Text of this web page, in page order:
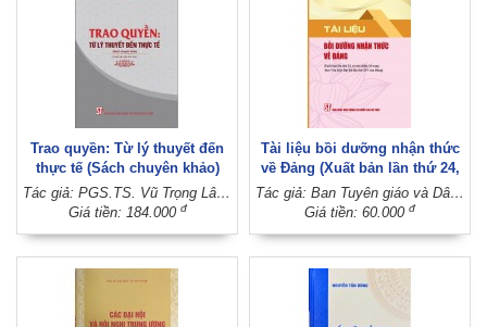
Trao quyền: Từ lý thuyết đến
thực tế (Sách chuyên khảo)
(Xuất bản lần thứ hai)
Tác giả: PGS.TS. Vũ Trọng Lâm - ThS. Lê Thanh Tùng
Giá tiền: 184.000 đ
Tài liệu bồi dưỡng nhận thức
về Đảng (Xuất bản lần thứ 24,
có sửa chữa, bổ sung theo
Văn kiện Đại hội lần thứ XIV
Tác giả: Ban Tuyên giáo và Dân vận Trung ương
Giá tiền: 60.000 đ